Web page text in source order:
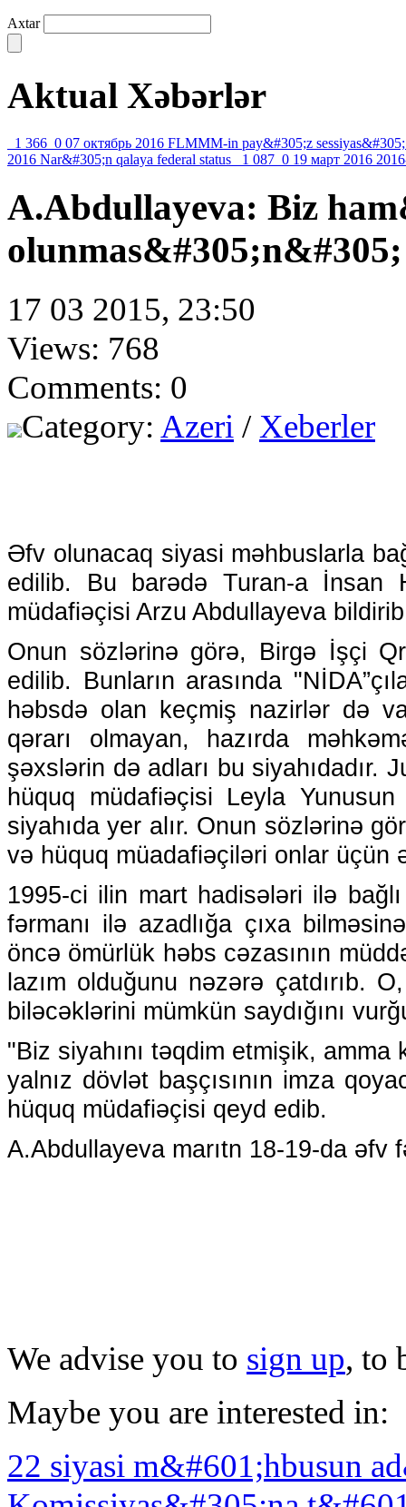
Axtar
Aktual Xəbərlər
1 366 0 07 октябрь 2016 FLMMM-in pay&#305;z sessiyas&#305;
2016 Nar&#305;n qalaya federal status 1 087 0 19 март 2016
A.Abdullayeva: Biz
17 03 2015, 23:50
Views: 768
Comments: 0
Category: Azeri / Xeberler
Əfv olunacaq siyasi məhbuslarla
edilib. Bu barədə Turan-a İnsan
müdafiəçisi Arzu Abdullayeva
Onun sözlərinə görə, Birgə İşçi
edilib. Bunların arasında
həbsdə olan keçmiş nazirlər də
qərarı olmayan, hazırda
şəxslərin də adları bu siyahıdadır.
hüquq müdafiəçisi Leyla
siyahıda yer alır. Onun sözlərinə
və hüquq müadafiəçiləri onlar üçün
1995-ci ilin mart hadisələri ilə
fərmanı ilə azadlığa çıxa
öncə ömürlük həbs cəzasının
lazım olduğunu nəzərə çatdırıb.
biləcəklərini mümkün saydığını
"Biz siyahını təqdim etmişik, amma
yalnız dövlət başçısının imza
hüquq müdafiəçisi qeyd edib.
A.Abdullayeva marıtn 18-19-da əfv
We advise you to sign up, to
Maybe you are interested in:
22 siyasi m&#601;hbusun